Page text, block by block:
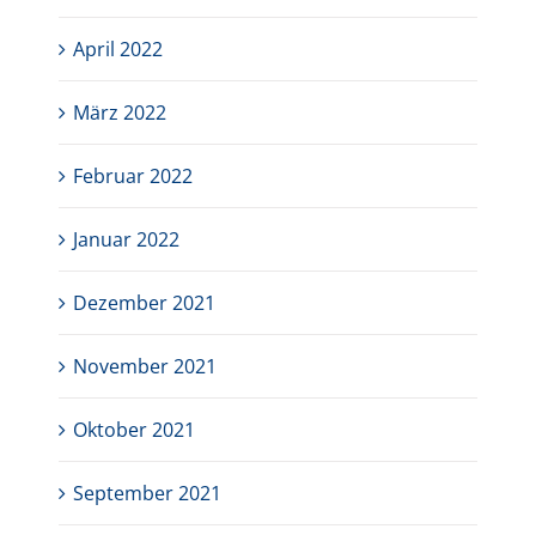
April 2022
März 2022
Februar 2022
Januar 2022
Dezember 2021
November 2021
Oktober 2021
September 2021